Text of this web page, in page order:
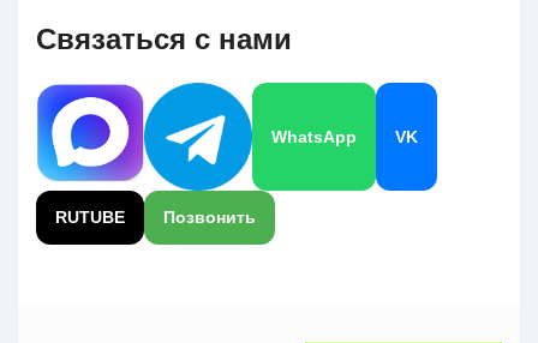
Связаться с нами
WhatsApp VK
RUTUBE Позвонить